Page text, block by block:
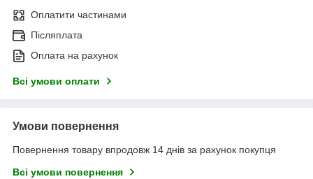
Оплатити частинами
Післяплата
Оплата на рахунок
Всі умови оплати
Умови повернення
Повернення товару впродовж 14 днів за рахунок покупця
Всі умови повернення